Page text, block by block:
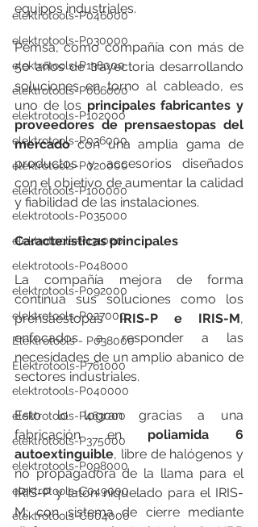
elektrotools-P046000
elektrotools-P030000
elektrotools-P138000
elektrotools-P066000
elektrotools-P102000
elektrotools-P036000
elektrotools-P020000
elektrotools-P100000
elektrotools-P035000
elektrotools-P131000
elektrotools-P048000
elektrotools-P092000
elektrotools-P027000
Elektrotools - P038000
Elektrotools-P761000
elektrotools-P040000
elektrotools-P463000
elektrotools-P375000
elektrotools-P098000
elektrotools-C049000
elektrotools-C004000
equipos industriales.
Pemsa, como compañía con más de
50 años de trayectoria desarrollando
soluciones en torno al cableado, es
uno de los principales fabricantes y
proveedores de prensaestopas del
mercado con una amplia gama de
productos y accesorios diseñados
con el objetivo de aumentar la calidad
y fiabilidad de las instalaciones.
Características principales
La compañía mejora de forma
continua sus soluciones como los
prensaestopas IRIS-P e IRIS-M,
enfocados a responder a las
necesidades de un amplio abanico de
sectores industriales.
Esto lo logran gracias a una
fabricación en poliamida 6
autoextinguible, libre de halógenos y
no propagadora de la llama para el
IRIS-P y latón niquelado para el IRIS-
M; con sistema de cierre mediante